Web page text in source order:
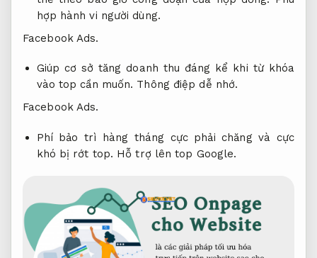
hợp hành vi người dùng.
Facebook Ads.
Giúp cơ sở tăng doanh thu đáng kể khi từ khóa
vào top cần muốn. Thông điệp dễ nhớ.
Facebook Ads.
Phí bảo trì hàng tháng cực phải chăng và cực
khó bị rớt top. Hỗ trợ lên top Google.